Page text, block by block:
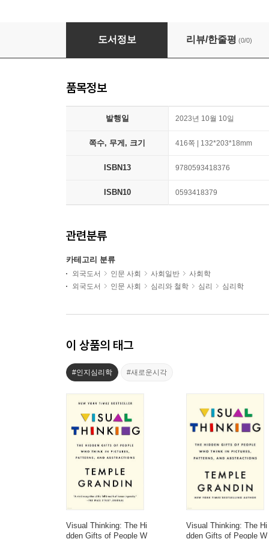
Visual Thinking: The Hidden Gifts of
도서정보 리뷰/한줄평 (0/0)
품목정보
발행일 2023년 10월 10일
쪽수, 무게, 크기 416쪽 | 132*203*18mm
ISBN13 9780593418376
ISBN10 0593418379
관련분류
카테고리 분류
외국도서 인문 사회 사회일반
사회학
외국도서
인문 사회 심리와 철학 심리 심리학
이 상품의 태그
#인지심리학 #새로운시각
Visual Thinking: The Hi
dden Gifts of People W
Visual Thinking: The Hi
dden Gifts of People W